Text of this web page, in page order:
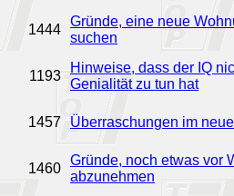
1444
Gründe, eine neue
suchen
1193
Hinweise, dass der IQ
Genialität zu tun hat
1457 Überraschungen im
1460
Gründe, noch etwas vor
abzunehmen